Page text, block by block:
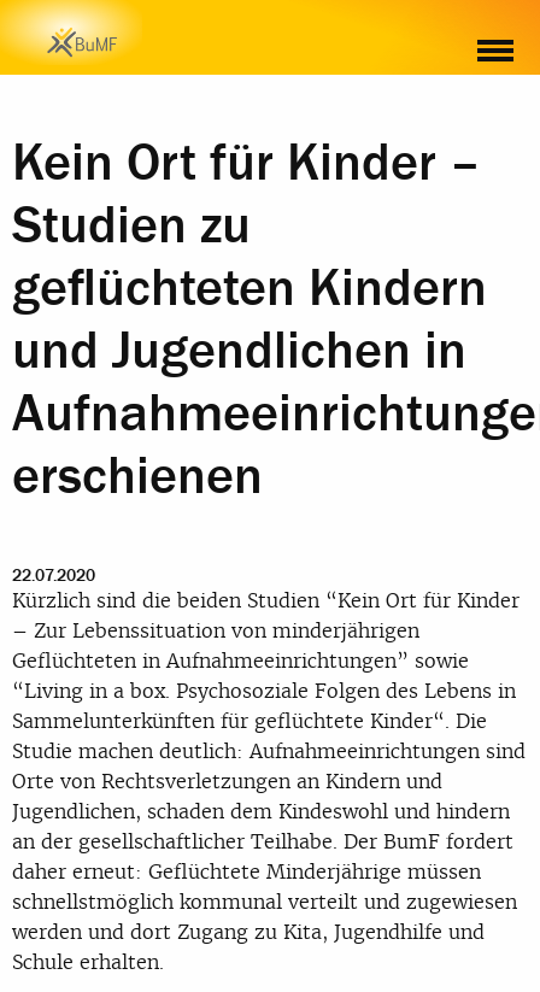
Kein Ort für Kinder –
Studien zu
geflüchteten Kindern
und Jugendlichen in
erschienen
22.07.2020
Kürzlich sind die beiden Studien “Kein Ort für Kinder
– Zur Lebenssituation von minderjährigen
Geflüchteten in Aufnahmeeinrichtungen” sowie
“Living in a box. Psychosoziale Folgen des Lebens in
Sammelunterkünften für geflüchtete Kinder“. Die
Studie machen deutlich: Aufnahmeeinrichtungen sind
Orte von Rechtsverletzungen an Kindern und
Jugendlichen, schaden dem Kindeswohl und hindern
an der gesellschaftlicher Teilhabe. Der BumF fordert
daher erneut: Geflüchtete Minderjährige müssen
schnellstmöglich kommunal verteilt und zugewiesen
werden und dort Zugang zu Kita, Jugendhilfe und
Schule erhalten.